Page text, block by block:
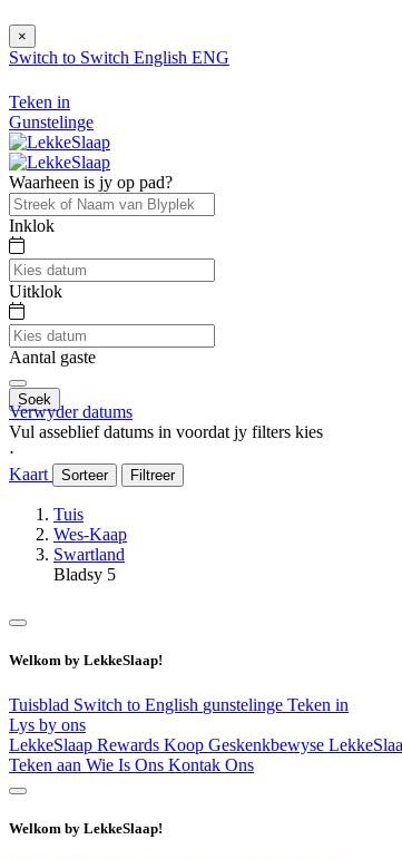
×
Switch to Switch English ENG
Teken in
Gunstelinge
Waarheen is jy op pad?
Inklok
Uitklok
Aantal gaste
Soek
Verwyder datums
Vul asseblief datums in voordat jy filters kies
⋅
Kaart
Sorteer Filtreer
Tuis
Wes-Kaap
Swartland
Bladsy 5
Welkom by LekkeSlaap!
Tuisblad Switch to English gunstelinge Teken in
Lys by ons
LekkeSlaap Rewards Koop Geskenkbewyse
Teken aan Wie Is Ons Kontak Ons
Welkom by LekkeSlaap!